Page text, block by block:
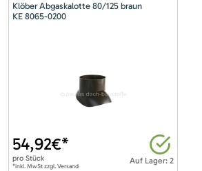
Klöber Abgaskalotte 80/125 braun
KE 8065-0200
Auf Lager: 2
54,92€*
proStück
*inkl. MwSt zzgl. Versand